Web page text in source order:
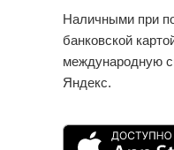
Наличными при
банковской
международную
Яндекс.